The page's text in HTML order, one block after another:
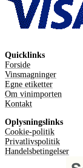
Quicklinks
Forside
Vinsmagninger
Egne etiketter
Om vinimporten
Kontakt
Oplysningslinks
Cookie-politik
Privatlivspolitik
Handelsbetingelser